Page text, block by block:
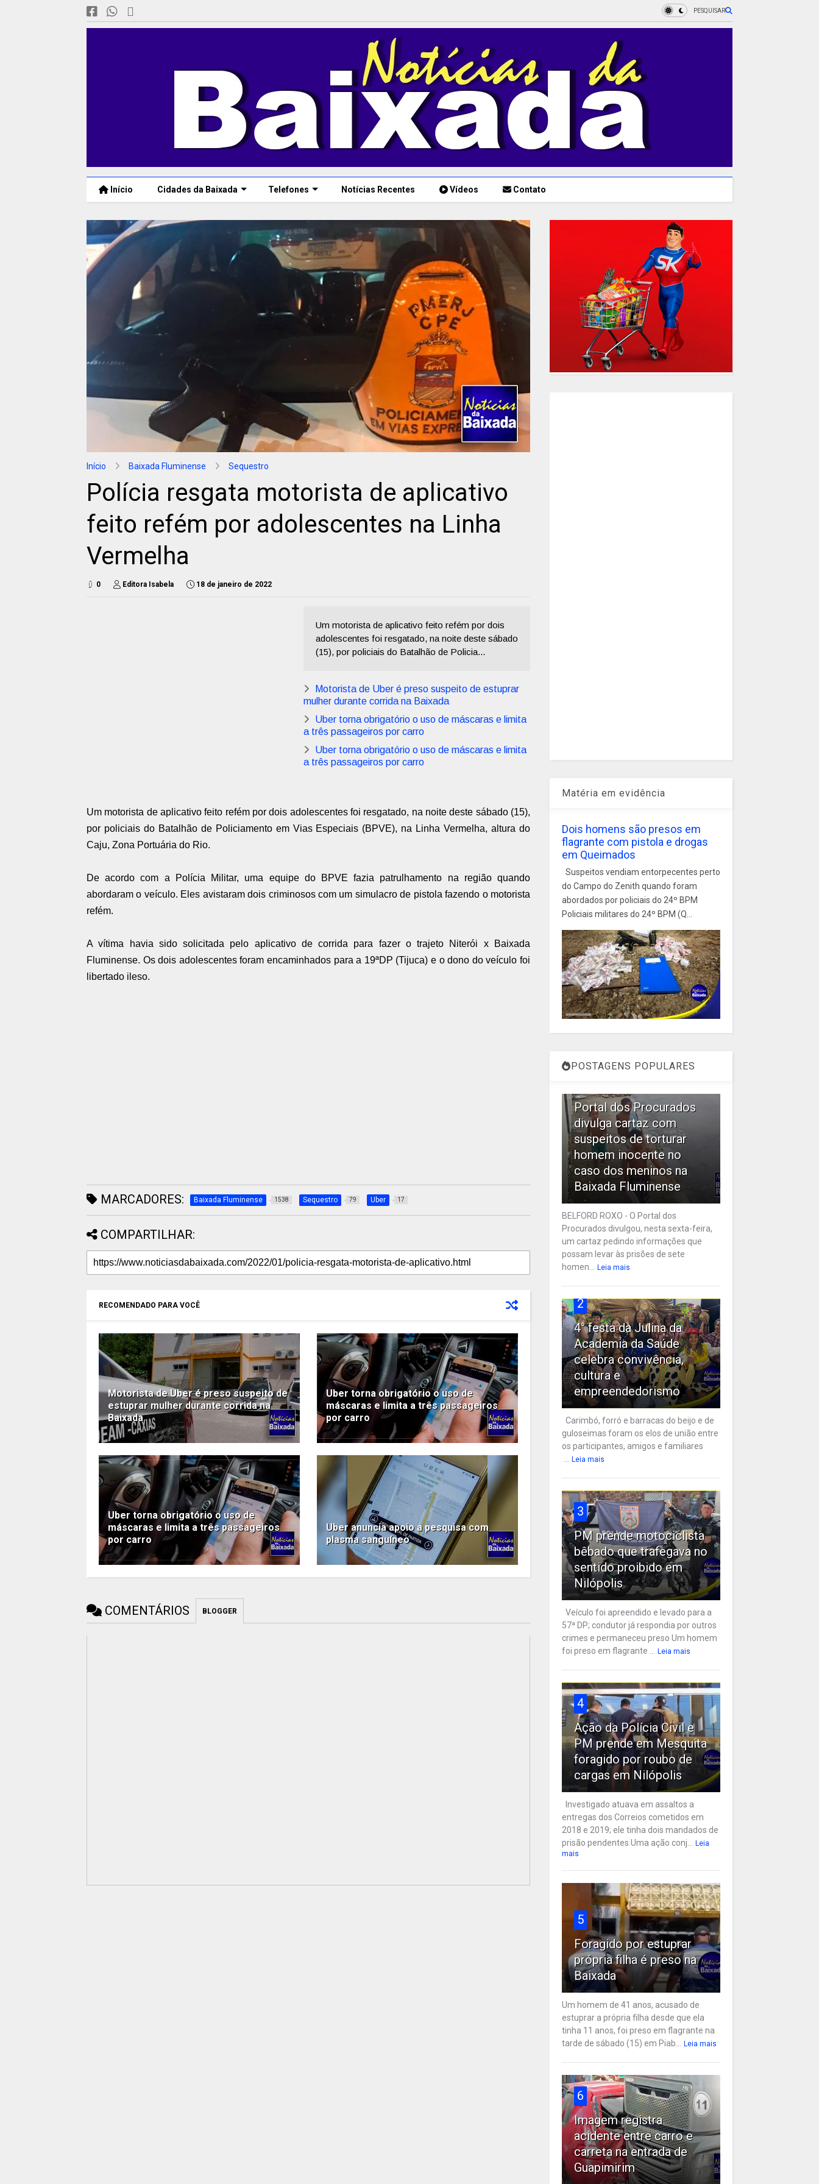
PESQUISAR
Início Cidades da Baixada Telefones Notícias Recentes Vídeos Contato
Início Baixada Fluminense Sequestro
Polícia resgata motorista de aplicativo
feito refém por adolescentes na Linha
Vermelha
0 Editora Isabela 18 de janeiro de 2022
Um motorista de aplicativo feito refém por dois
adolescentes foi resgatado, na noite deste sábado
(15), por policiais do Batalhão de Policia...
Motorista de Uber é preso suspeito de estuprar
mulher durante corrida na Baixada
Uber torna obrigatório o uso de máscaras e limita
a três passageiros por carro
Uber torna obrigatório o uso de máscaras e limita
a três passageiros por carro
Um motorista de aplicativo feito refém por dois adolescentes foi resgatado, na noite deste sábado (15),
por policiais do Batalhão de Policiamento em Vias Especiais (BPVE), na Linha Vermelha, altura do
Caju, Zona Portuária do Rio.
De acordo com a Polícia Militar, uma equipe do BPVE fazia patrulhamento na região quando
abordaram o veículo. Eles avistaram dois criminosos com um simulacro de pistola fazendo o motorista
refém.
A vítima havia sido solicitada pelo aplicativo de corrida para fazer o trajeto Niterói x Baixada
Fluminense. Os dois adolescentes foram encaminhados para a 19ªDP (Tijuca) e o dono do veículo foi
libertado ileso.
MARCADORES: Baixada Fluminense 1538 Sequestro 79 Uber 17
COMPARTILHAR:
RECOMENDADO PARA VOCÊ
Motorista de Uber é preso suspeito de
estuprar mulher durante corrida na
Baixada
Uber torna obrigatório o uso de
máscaras e limita a três passageiros
por carro
Uber torna obrigatório o uso de
máscaras e limita a três passageiros
por carro
Uber anuncia apoio a pesquisa com
plasma sanguíneo
COMENTÁRIOS BLOGGER
Matéria em evidência
Dois homens são presos em
flagrante com pistola e drogas
em Queimados
Suspeitos vendiam entorpecentes perto
do Campo do Zenith quando foram
abordados por policiais do 24º BPM
Policiais militares do 24º BPM (Q...
POSTAGENS POPULARES
Portal dos Procurados
divulga cartaz com
suspeitos de torturar
homem inocente no
caso dos meninos na
Baixada Fluminense
BELFORD ROXO - O Portal dos
Procurados divulgou, nesta sexta-feira,
um cartaz pedindo informações que
possam levar às prisões de sete
homen... Leia mais
2
4° festa da Julina da
Academia da Saúde
celebra convivência,
cultura e
empreendedorismo
Carimbó, forró e barracas do beijo e de
guloseimas foram os elos de união entre
os participantes, amigos e familiares
... Leia mais
3
PM prende motociclista
bêbado que trafegava no
sentido proibido em
Nilópolis
Veículo foi apreendido e levado para a
57ª DP; condutor já respondia por outros
crimes e permaneceu preso Um homem
foi preso em flagrante ... Leia mais
4
Ação da Polícia Civil e
PM prende em Mesquita
foragido por roubo de
cargas em Nilópolis
Investigado atuava em assaltos a
entregas dos Correios cometidos em
2018 e 2019; ele tinha dois mandados de
prisão pendentes Uma ação conj... Leia
mais
5
Foragido por estuprar
própria filha é preso na
Baixada
Um homem de 41 anos, acusado de
estuprar a própria filha desde que ela
tinha 11 anos, foi preso em flagrante na
tarde de sábado (15) em Piab... Leia mais
6
Imagem registra
acidente entre carro e
carreta na entrada de
Guapimirim